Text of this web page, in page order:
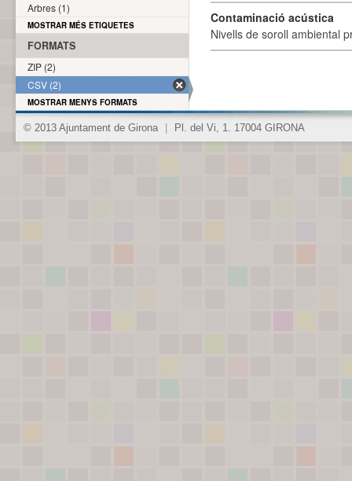
Contaminació acústica
Nivells de soroll ambiental
Arbres (1)
MOSTRAR MÉS ETIQUETES
FORMATS
ZIP (2)
CSV (2)
MOSTRAR MENYS FORMATS
© 2013 Ajuntament de Girona Pl. del Vi, 1. 17004 GIRONA